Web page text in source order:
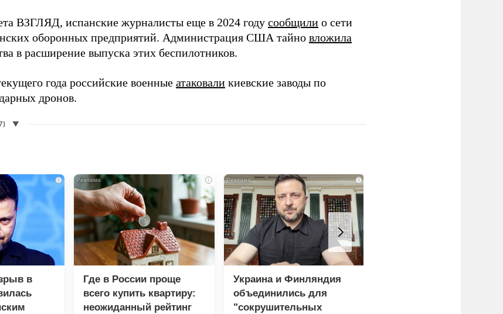
ВЗГЛЯД, испанские журналисты еще в 2024 году сообщили о сети
оборонных предприятий. Администрация США тайно вложила
в расширение выпуска этих беспилотников.
года российские военные атаковали киевские заводы по
дронов.
▼
i
в
i
Где в России проще
всего купить квартиру:
неожиданный рейтинг
i
Украина и Финляндия
объединились для
"сокрушительных